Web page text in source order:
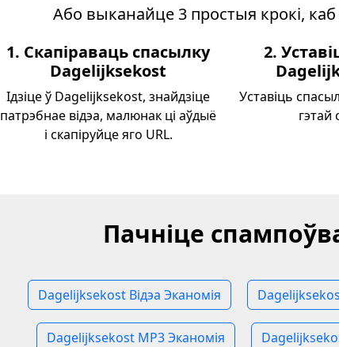
Або выканайце 3 простыя крокі,
1. Скапіраваць спасылку
Dagelijksekost
Ідзіце ў Dagelijksekost, знайдзіце
патрэбнае відэа, малюнак ці аўдыё
і скапіруйце яго URL.
2.
Уставіць
гэтай
Пачніце
Dagelijksekost Відэа Эканомія
Dagelijksekost MP3 Эканомія